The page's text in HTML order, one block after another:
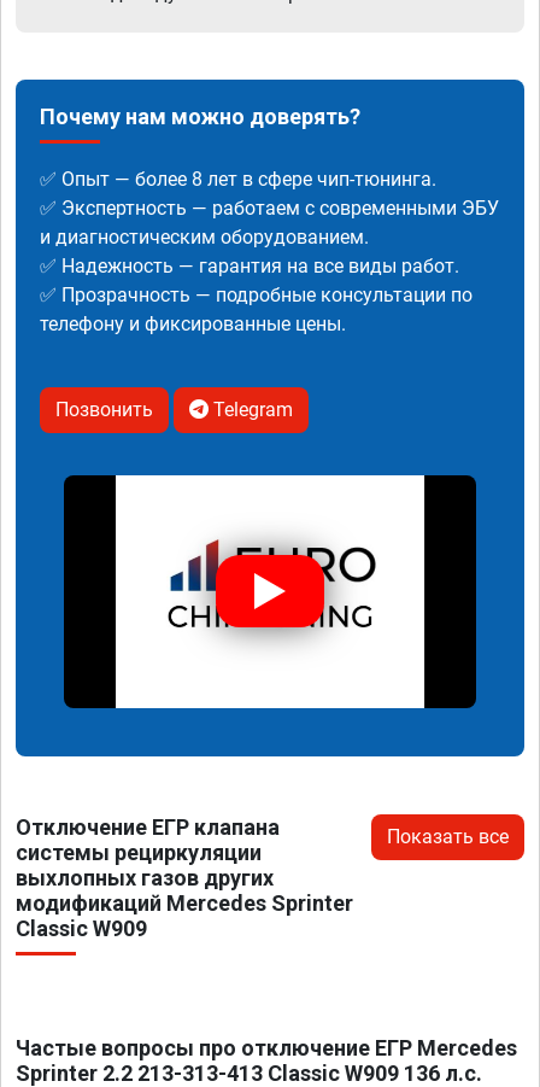
Почему нам можно доверять?
✅ Опыт — более 8 лет в сфере чип-тюнинга.
✅ Экспертность — работаем с современными ЭБУ
и диагностическим оборудованием.
✅ Надежность — гарантия на все виды работ.
✅ Прозрачность — подробные консультации по
телефону и фиксированные цены.
Позвонить Telegram
Отключение ЕГР клапана
системы рециркуляции
выхлопных газов других
модификаций Mercedes Sprinter
Classic W909
Показать все
Частые вопросы про отключение ЕГР Mercedes
Sprinter 2.2 213-313-413 Classic W909 136 л.с.